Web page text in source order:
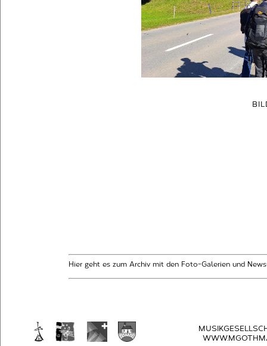
Hier geht es zum Archiv mit den Foto-Galerien und